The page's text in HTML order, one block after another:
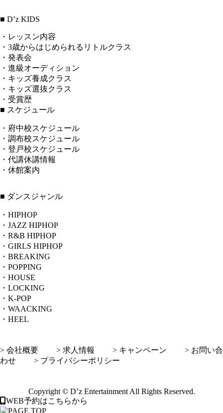
■ D’z KIDS
・レッスン内容
・3歳からはじめられるリトルクラス
・発表会
・進級オーディション
・キッズ養成クラス
・キッズ選抜クラス
・受賞歴
■ スケジュール
・府中校スケジュール
・調布校スケジュール
・登戸校スケジュール
・代講休講情報
・休館案内
■ ダンスジャンル
・HIPHOP
・JAZZ HIPHOP
・R&B HIPHOP
・GIRLS HIPHOP
・BREAKING
・POPPING
・HOUSE
・LOCKING
・K-POP
・WAACKING
・HEEL
> 会社概要 > 求人情報 > キャンペーン
> お問い合
わせ
> プライバシーポリシー
Copyright © D’z Entertainment All Rights Reserved.
WEB予約はこちらから